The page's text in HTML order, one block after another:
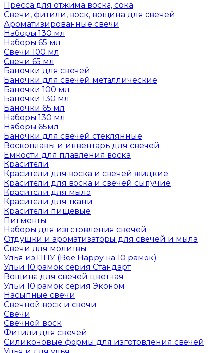
Пресса для отжима воска, сока
Свечи, фитили, воск, вощина для свечей
Ароматизированные свечи
Наборы 130 мл
Наборы 65 мл
Свечи 100 мл
Свечи 65 мл
Баночки для свечей
Баночки для свечей металлические
Баночки 100 мл
Баночки 130 мл
Баночки 65 мл
Наборы 130 мл
Наборы 65мл
Баночки для свечей стеклянные
Воскоплавы и инвентарь для свечей
Емкости для плавления воска
Красители
Красители для воска и свечей жидкие
Красители для воска и свечей сыпучие
Красители для мыла
Красители для ткани
Красители пищевые
Пигменты
Наборы для изготовления свечей
Отдушки и ароматизаторы для свечей и мыла
Свечи для молитвы
Улья из ППУ (Bee Happy на 10 рамок)
Ульи 10 рамок серия Стандарт
Вощина для свечей цветная
Ульи 10 рамок серия Эконом
Насыпные свечи
Свечной воск и свечи
Свечи
Свечной воск
Фитили для свечей
Силиконовые формы для изготовления свечей